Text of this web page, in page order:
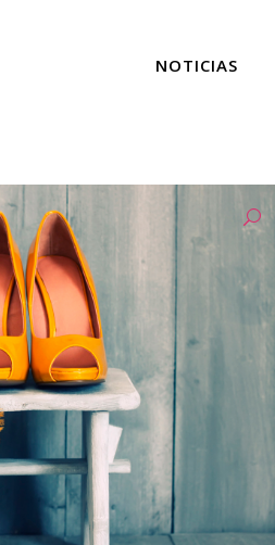
NOTICIAS